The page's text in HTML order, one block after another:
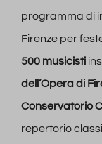
programma di
Firenze per
500 musicisti
dell’Opera di
Conservatorio
repertorio